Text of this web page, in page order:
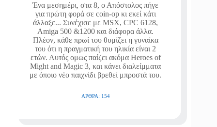
Ένα μεσημέρι, στα 8, ο Απόστολος πήγε
για πρώτη φορά σε coin-op κι εκεί κάτι
άλλαξε... Συνέχισε με MSX, CPC 6128,
Amiga 500 &1200 και διάφορα άλλα.
Πλέον, κάθε πρωί του θυμίζει η γυναίκα
του ότι η πραγματική του ηλικία είναι 2
ετών. Αυτός ομως παίζει ακόμα Heroes of
Might and Magic 3, και κάνει διαλείμματα
με όποιο νέο παιχνίδι βρεθεί μπροστά του.
ΆΡΘΡΑ: 154